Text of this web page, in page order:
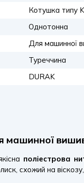
Котушка типу
Однотонна
Для машинної
Туреччина
DURAK
машинної
поліестрова
схожий на